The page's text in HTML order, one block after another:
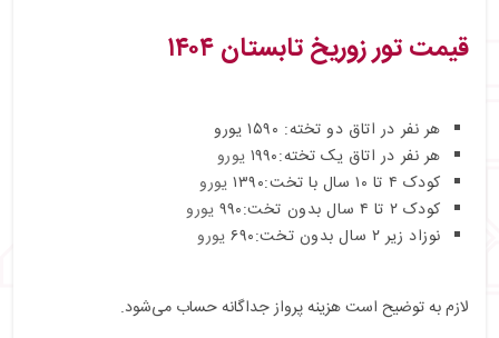
قیمت تور زوریخ تابستان ۱۴۰۴
هر نفر در اتاق دو تخته: ۱۵۹۰ یورو
هر نفر در اتاق یک تخته:۱۹۹۰
یورو
کودک ۴ تا ۱۰ سال با تخت:۱۳۹۰
یورو
کودک ۲ تا ۴ سال بدون تخت:۹۹۰
یورو
نوزاد زیر ۲ سال بدون تخت:۶۹۰
یورو
لازم به توضیح است هزینه پرواز جداگانه حساب می‌شود.